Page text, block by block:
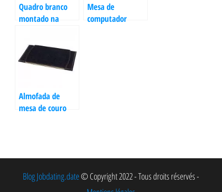
Quadro branco
montado na
Mesa de
computador
Almofada de
mesa de couro
Blog Jobdating.date© Copyright 2022 - Tous droits réservés -